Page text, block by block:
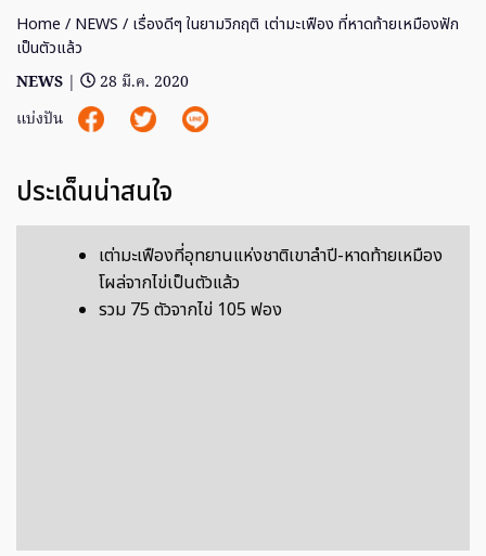
Home / NEWS / เรื่องดีๆ ในยามวิกฤติ เต่ามะเฟือง ที่หาดท้ายเหมืองฟัก
เป็นตัวแล้ว
NEWS |
28 มี.ค. 2020
แบ่งปัน
ประเด็นน่าสนใจ
เต่ามะเฟืองที่อุทยานแห่งชาติเขาลำปี-หาดท้ายเหมือง
โผล่จากไข่เป็นตัวแล้ว
รวม 75 ตัวจากไข่ 105 ฟอง